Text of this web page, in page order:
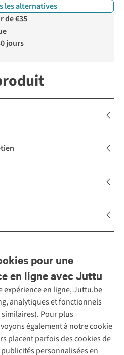
les alternatives
de €35
jours
pour une
en ligne avec Juttu
expérience en ligne, Juttu.be
analytiques et fonctionnels
Pour plus
également à notre cookie
placent parfois des cookies de
personnalisées en